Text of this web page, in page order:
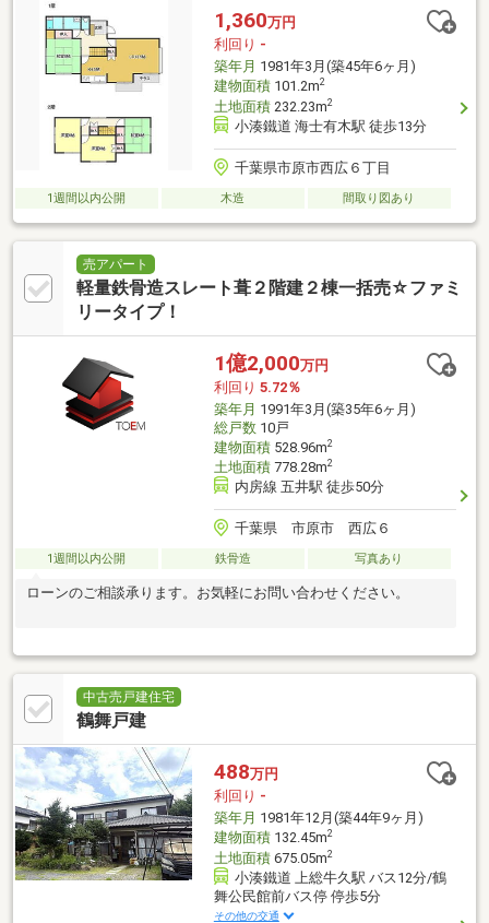
1,360万円
利回り -
築年月 1981年3月(築45年6ヶ月)
建物面積101.2m2
土地面積232.23m2
小湊鐵道 海士有木駅 徒歩13分
千葉県市原市西広６丁目
1週間以内公開 木造 間取り図あり
売アパート
軽量鉄骨造スレート葺２階建２棟一括売☆ファミ
リータイプ！
1億2,000万円
利回り 5.72％
築年月 1991年3月(築35年6ヶ月)
総戸数10戸
建物面積528.96m2
土地面積778.28m2
内房線 五井駅 徒歩50分
千葉県 市原市 西広６
1週間以内公開 鉄骨造 写真あり
ローンのご相談承ります。お気軽にお問い合わせください。
中古売戸建住宅
鶴舞戸建
488万円
利回り -
築年月 1981年12月(築44年9ヶ月)
建物面積132.45m2
土地面積675.05m2
小湊鐵道 上総牛久駅 バス12分/鶴
舞公民館前バス停 停歩5分
その他の交通